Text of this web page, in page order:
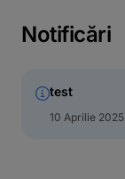
Notificări
test
10 Aprilie 2025